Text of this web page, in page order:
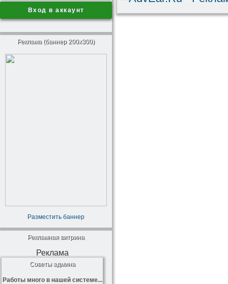
Вход в аккаунт
Реклама (баннер 200x300)
Разместить баннер
Рекламная витрина
Реклама
Советы админа
Работы много в нашей системе...